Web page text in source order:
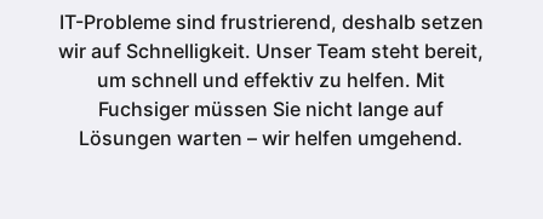
IT-Probleme sind frustrierend, deshalb setzen
wir auf Schnelligkeit. Unser Team steht bereit,
um schnell und effektiv zu helfen. Mit
Fuchsiger müssen Sie nicht lange auf
Lösungen warten – wir helfen umgehend.